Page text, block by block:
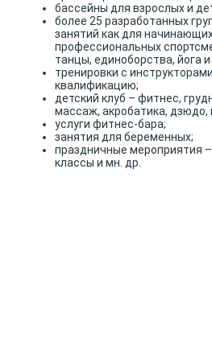
бассейны для взрослых и
более 25 разработанных
занятий как для
профессиональных
танцы, единоборства, йога и
тренировки с
квалификацию;
детский клуб – фитнес,
массаж, акробатика, дзюдо,
услуги фитнес-бара;
занятия для беременных;
праздничные мероприятия
классы и мн. др.